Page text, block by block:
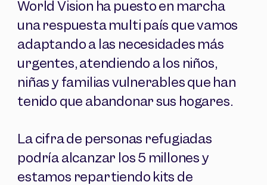
World Vision ha puesto en marcha
una respuesta multi país que vamos
adaptando a las necesidades más
urgentes, atendiendo a los niños,
niñas y familias vulnerables que han
tenido que abandonar sus hogares.
La cifra de personas refugiadas
podría alcanzar los 5 millones y
estamos repartiendo kits de